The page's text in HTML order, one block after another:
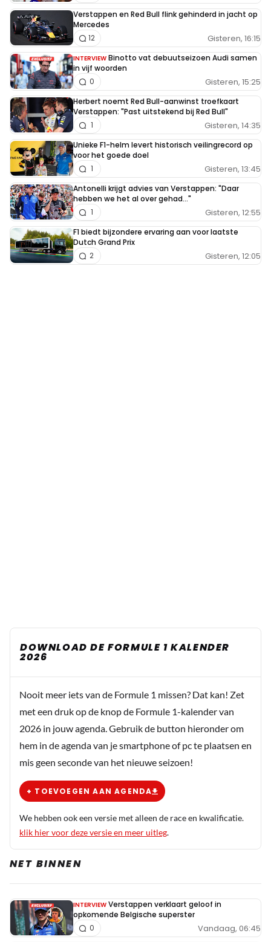
Verstappen en Red Bull flink gehinderd in jacht op
Mercedes
Gisteren, 16:15
12
INTERVIEW Binotto vat debuutseizoen Audi samen
in vijf woorden
Gisteren, 15:25
0
Herbert noemt Red Bull-aanwinst troefkaart
Verstappen: "Past uitstekend bij Red Bull"
Gisteren, 14:35
1
Unieke F1-helm levert historisch veilingrecord op
voor het goede doel
Gisteren, 13:45
1
Antonelli krijgt advies van Verstappen: "Daar
hebben we het al over gehad..."
Gisteren, 12:55
1
F1 biedt bijzondere ervaring aan voor laatste
Dutch Grand Prix
Gisteren, 12:05
2
DOWNLOAD DE FORMULE 1 KALENDER
2026
Nooit meer iets van de Formule 1 missen? Dat kan! Zet
met een druk op de knop de Formule 1-kalender van
2026 in jouw agenda. Gebruik de button hieronder om
hem in de agenda van je smartphone of pc te plaatsen en
mis geen seconde van het nieuwe seizoen!
+ TOEVOEGEN AAN AGENDA
We hebben ook een versie met alleen de race en kwalificatie.
klik hier voor deze versie en meer uitleg.
NET BINNEN
INTERVIEW Verstappen verklaart geloof in
opkomende Belgische superster
Vandaag, 06:45
0